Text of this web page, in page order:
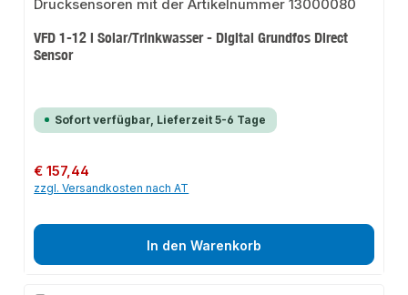
VFD 1-12 l Solar/Trinkwasser - Digital Grundfos Direct
Sensor
Sofort verfügbar, Lieferzeit 5-6 Tage
Regulärer Preis:
€ 157,44
zzgl. Versandkosten nach AT
In den Warenkorb